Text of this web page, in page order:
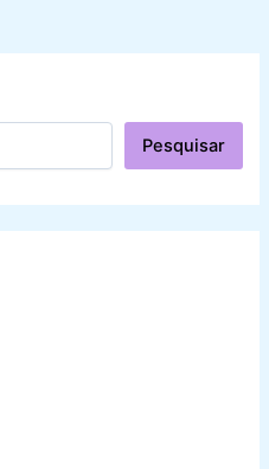
Pesquisar